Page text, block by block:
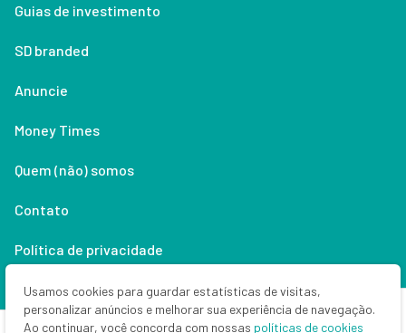
Guias de investimento
SD branded
Anuncie
Money Times
Quem (não) somos
Contato
Política de privacidade
Lifestyle
Usamos cookies para guardar estatísticas de visitas,
personalizar anúncios e melhorar sua experiência de navegação.
Ao continuar, você concorda com nossas políticas de cookies